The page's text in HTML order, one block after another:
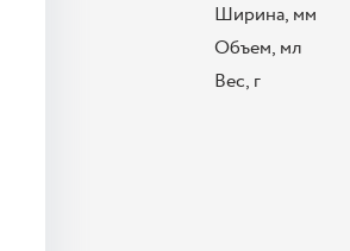
Ширина, мм
Объем, мл
Вес, г